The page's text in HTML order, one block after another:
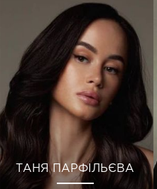
ТАНЯ ПАРФІЛЬЄВА